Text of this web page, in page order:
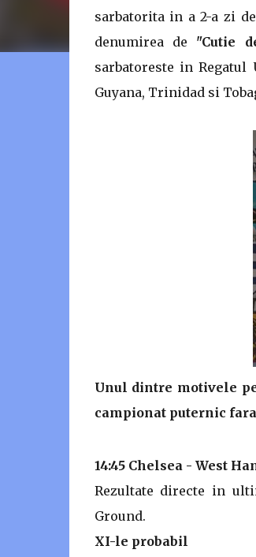
sarbatorita in a 2-a zi
denumirea de "Cutie
sarbatoreste in Regatul
Guyana, Trinidad si
Unul dintre motivele
campionat puternic
14:45 Chelsea - West
Rezultate directe in
Ground.
XI-le probabil